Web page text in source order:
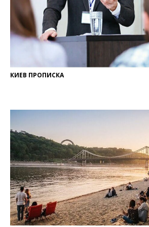
КИЕВ ПРОПИСКА